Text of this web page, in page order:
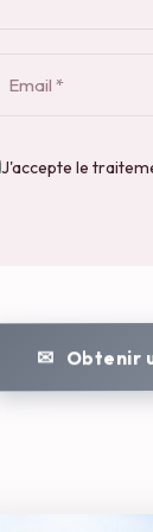
J'accepte le
Obtenir